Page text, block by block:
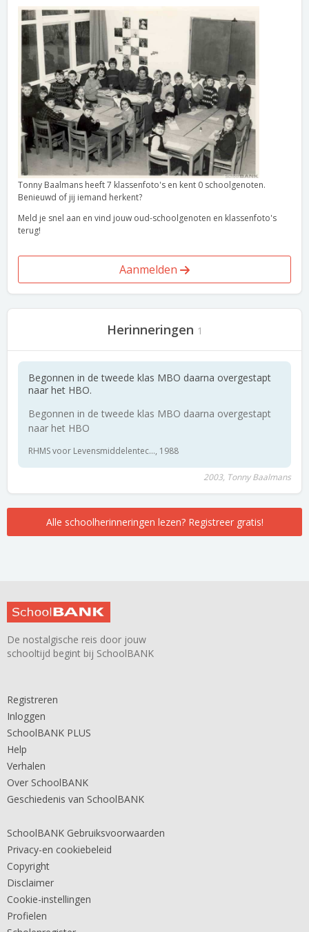
Tonny Baalmans heeft 7 klassenfoto's en kent 0 schoolgenoten.
Benieuwd of jij iemand herkent?
Meld je snel aan en vind jouw oud-schoolgenoten en klassenfoto's
terug!
Aanmelden
Herinneringen 1
Begonnen in de tweede klas MBO daarna overgestapt
naar het HBO.
Begonnen in de tweede klas MBO daarna overgestapt
naar het HBO
RHMS voor Levensmiddelentec..., 1988
2003, Tonny Baalmans
Alle schoolherinneringen lezen? Registreer gratis!
De nostalgische reis door jouw
schooltijd begint bij SchoolBANK
Registreren
Inloggen
SchoolBANK PLUS
Help
Verhalen
Over SchoolBANK
Geschiedenis van SchoolBANK
SchoolBANK Gebruiksvoorwaarden
Privacy-en cookiebeleid
Copyright
Disclaimer
Cookie-instellingen
Profielen